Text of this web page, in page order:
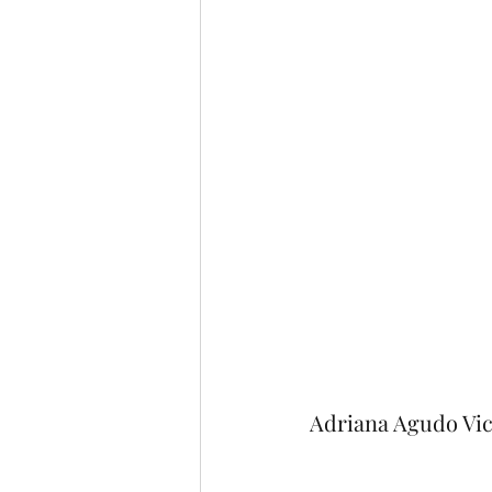
Adriana Agudo